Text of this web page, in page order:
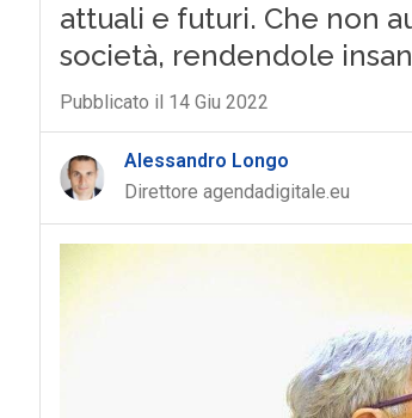
attuali e futuri. Che non
società, rendendole
Pubblicato il 14 Giu 2022
Alessandro Longo
Direttore agendadigitale.eu